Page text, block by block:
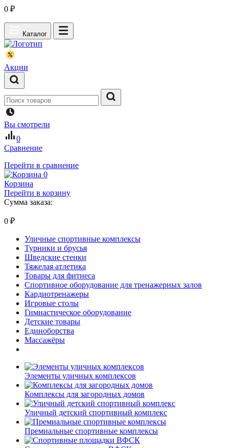
0 ₽
Каталог
Акции
Вы смотрели
0
Сравнение
Перейти в сравнение
0
Корзина
Перейти в корзину
Сумма заказа:
0 ₽
Уличные спортивные комплексы
Турники и брусья
Шведские стенки
Тяжелая атлетика
Товары для фитнеса
Спортивное оборудование для тренажерных залов
Кардиотренажеры
Игровые столы
Гимнастическое оборудование
Детские товары
Единоборства
Массажёры
Элементы уличных комплексов
Комплексы для загородных домов
Уличный детский спортивный комплекс
Премиальные спортивные комплексы